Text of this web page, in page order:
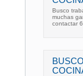
Busco
muchas
contactar